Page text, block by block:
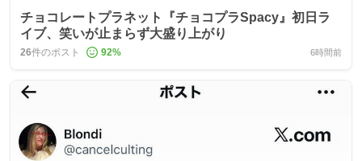
チョコレートプラネット『チョコプラSpacy』初日ラ
イブ、笑いが止まらず大盛り上がり
26件のポスト 92% 6時間前